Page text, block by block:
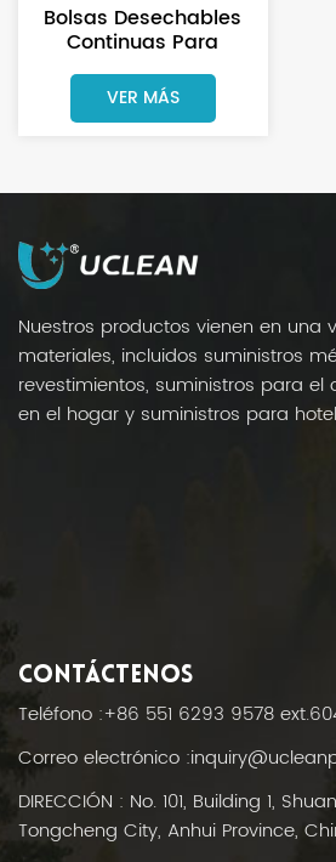
Bolsas Desechables
Continuas Para
Contador De Esponjas
Para Clínicas
VER MÁS
Nuestros productos vienen en una
materiales, incluidos suministros
revestimientos, suministros para
en el hogar y suministros para
CONTÁCTENOS
Teléfono :+86 551 6293 9578
Correo electrónico :
DIRECCIÓN : No. 101, Building 1,
Tongcheng City, Anhui Province,